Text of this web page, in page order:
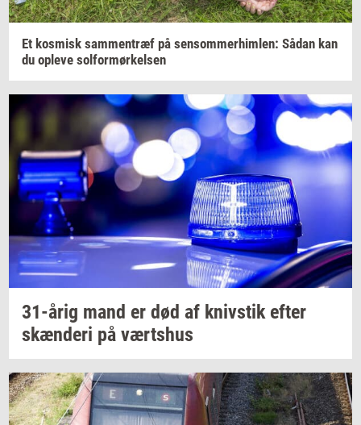
Et kos­misk sam­men­træf på sen­som­mer­him­len: Sådan kan
du op­le­ve sol­for­mør­kel­sen
31-årig mand er død af kniv­stik efter
skæn­de­ri på værts­hus